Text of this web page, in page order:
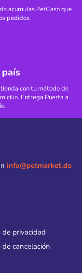
acumulas PetCash que
pedidos.
con tu método de
Entrega Puerta a
info@petmarket.do
de privacidad
de cancelación